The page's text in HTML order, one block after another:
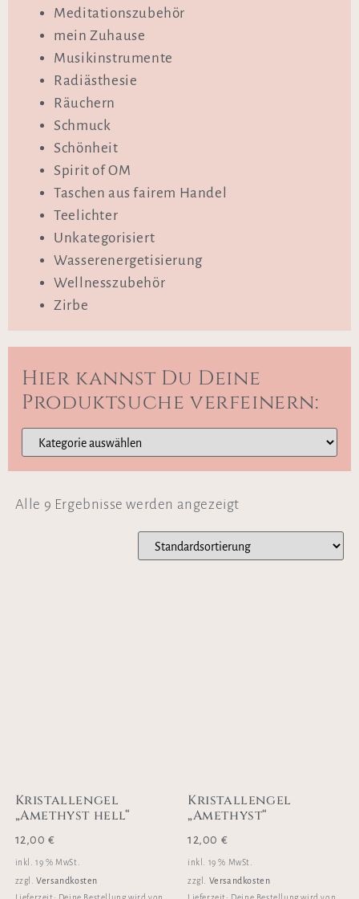
Meditationszubehör
mein Zuhause
Musikinstrumente
Radiästhesie
Räuchern
Schmuck
Schönheit
Spirit of OM
Taschen aus fairem Handel
Teelichter
Unkategorisiert
Wasserenergetisierung
Wellnesszubehör
Zirbe
Hier kannst Du Deine
Produktsuche verfeinern:
Alle 9 Ergebnisse werden angezeigt
Kristallengel
„Amethyst hell“
12,00€
inkl. 19 % MwSt.
zzgl.Versandkosten
Kristallengel
„Amethyst“
12,00 €
inkl. 19 % MwSt.
zzgl. Versandkosten